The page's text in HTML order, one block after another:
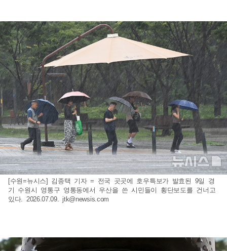
[수원=뉴시스] 김종택 기자 = 전국 곳곳에 호우특보가 발효된 9일 경
기 수원시 영통구 영통동에서 우산을 쓴 시민들이 횡단보도를 건너고
있다. 2026.07.09. jtk@newsis.com